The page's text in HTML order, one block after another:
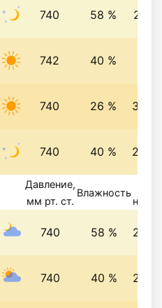
740 58 % 2.1
742 40 %
740 26 % 3.3
740 40 % 2.4
Давление,
мм рт. ст.
Влажность
740 58 % 2.3
740 40 % 2.6